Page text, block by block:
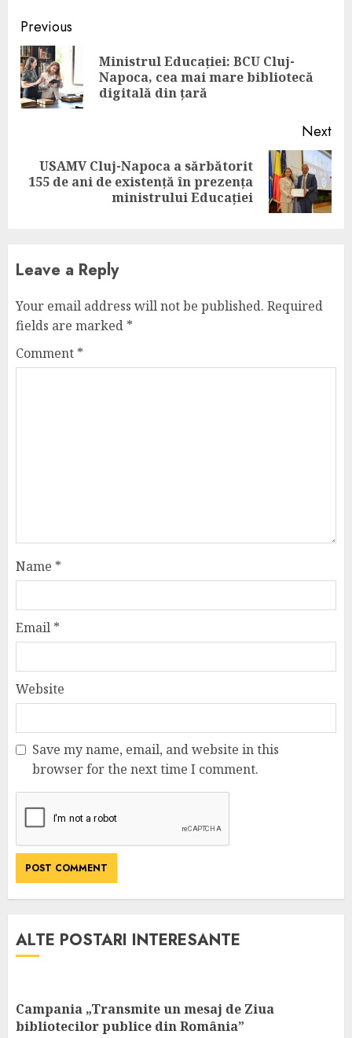
Continue
Reading
Previous
Ministrul Educației: BCU Cluj-
Napoca, cea mai mare bibliotecă
digitală din țară
Next
Next
USAMV Cluj-Napoca a sărbătorit
155 de ani de existență în prezența
ministrului Educației
Leave a Reply
Your email address will not be published. Required
fields are marked *
Comment *
Name *
Email *
Website
Save my name, email, and website in this
browser for the next time I comment.
ALTE POSTARI INTERESANTE
Campania „Transmite un mesaj de Ziua
bibliotecilor publice din România”